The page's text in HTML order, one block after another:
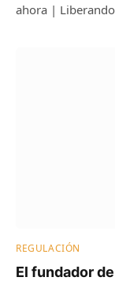
ahora |
REGULACIÓN
El fundador